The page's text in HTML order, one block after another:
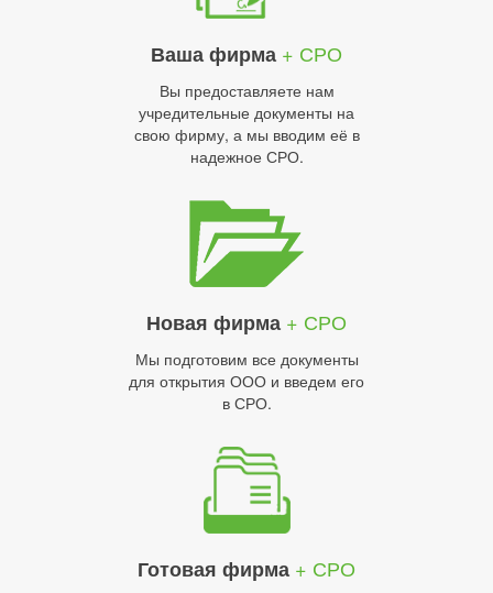
Ваша фирма + СРО
Вы предоставляете нам
учредительные документы на
свою фирму, а мы вводим её в
надежное СРО.
Новая фирма + СРО
Мы подготовим все документы
для открытия ООО и введем его
в СРО.
Готовая фирма + СРО